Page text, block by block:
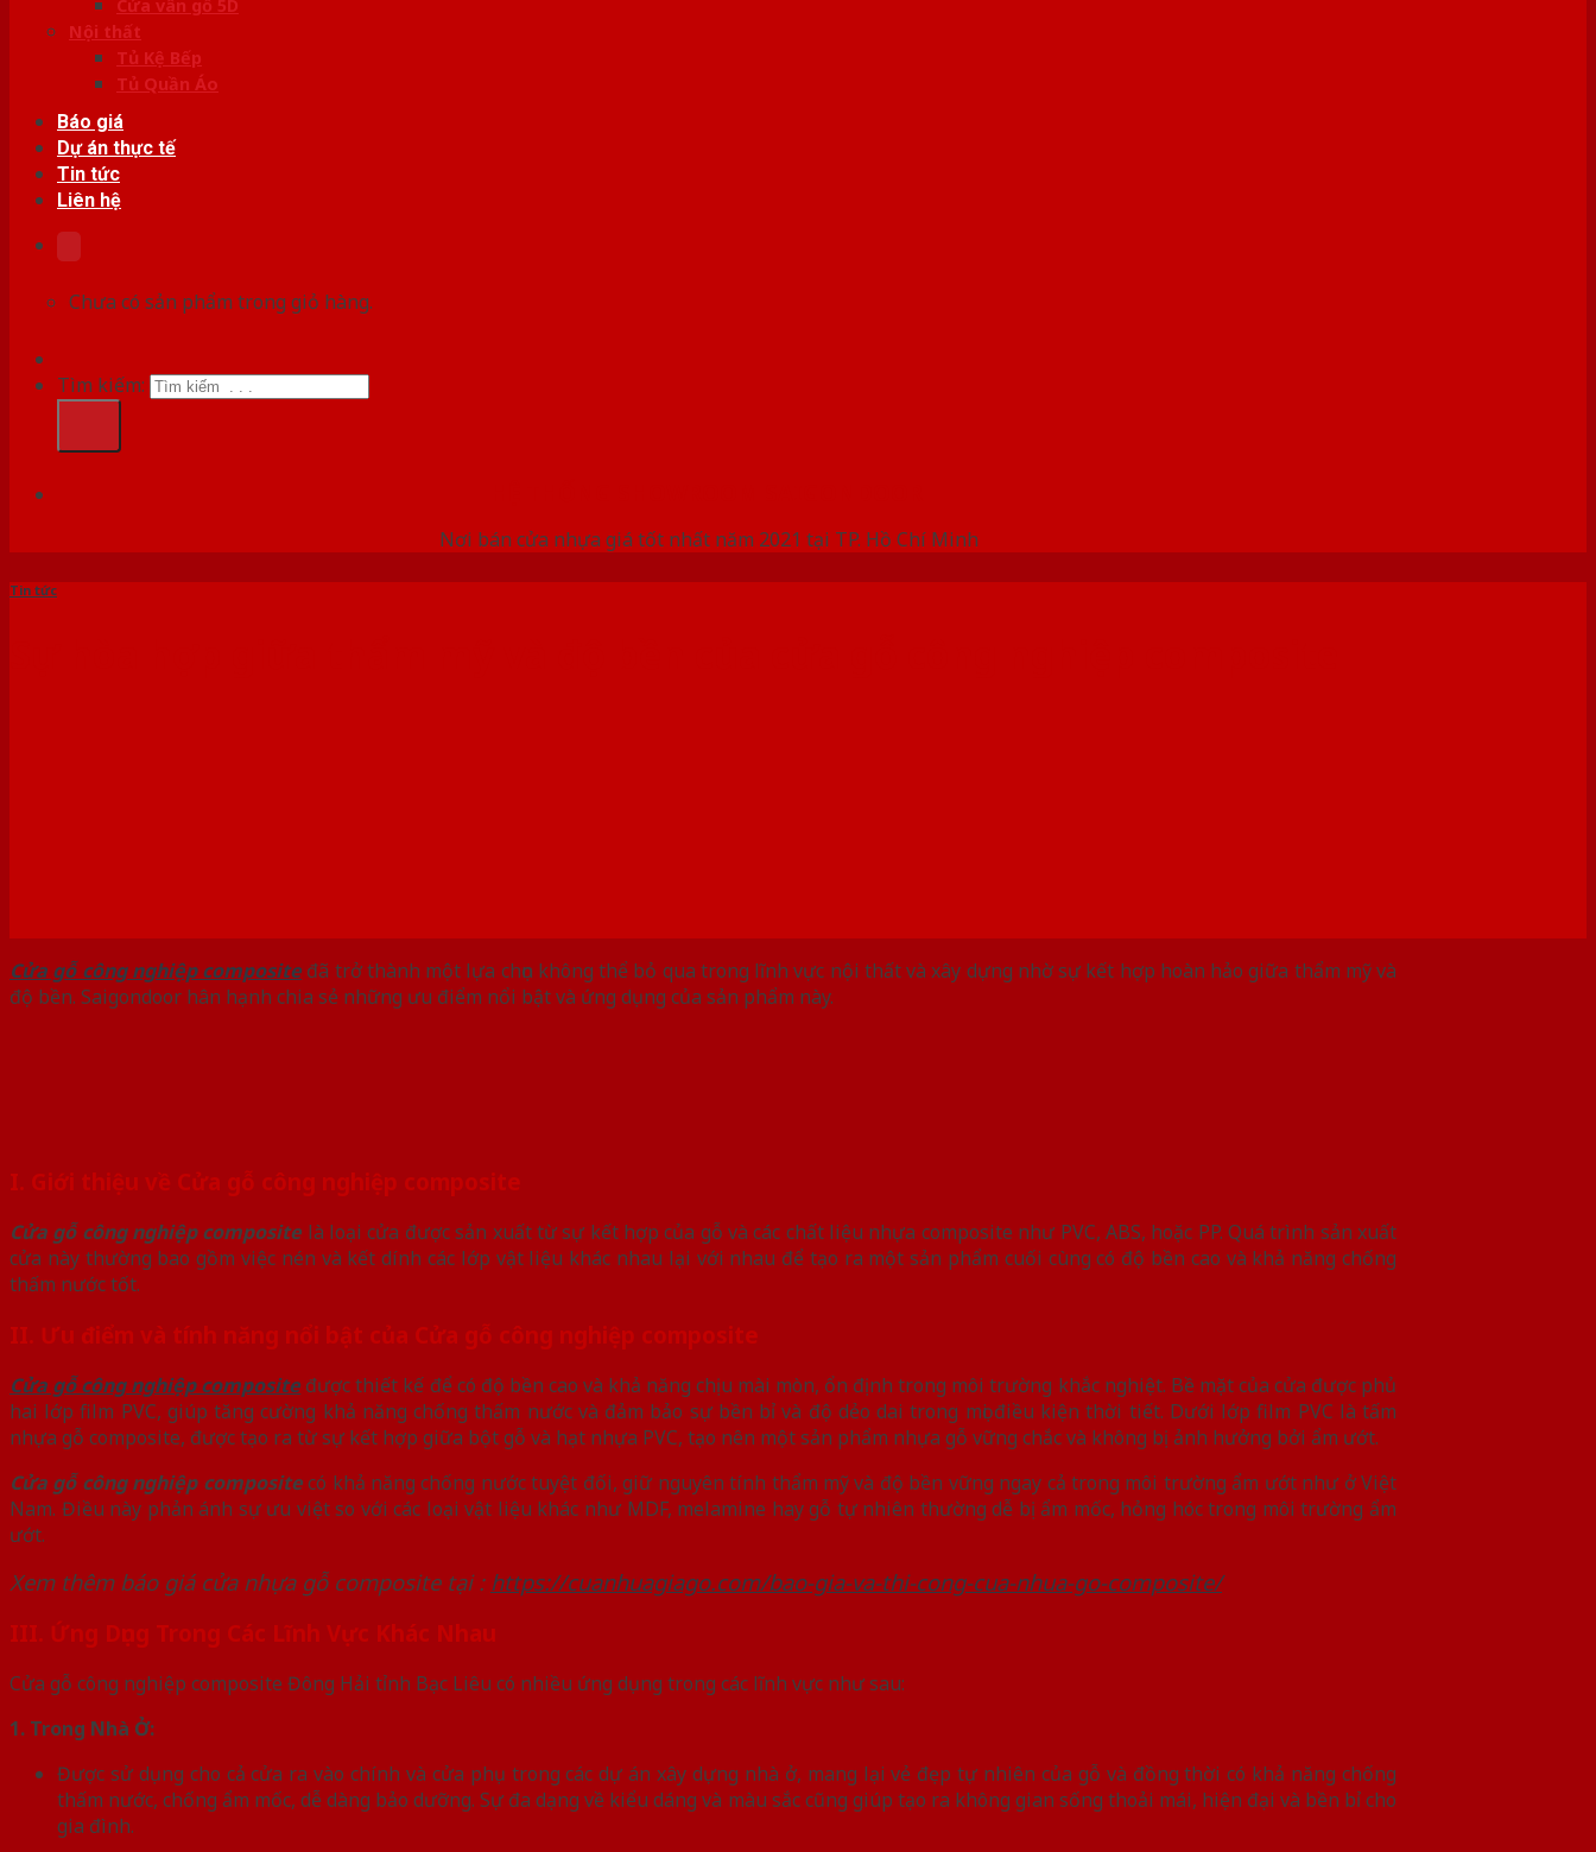
Cửa vân gỗ 5D
Nội thất
Tủ Kệ Bếp
Tủ Quần Áo
Báo giá
Dự án thực tế
Tin tức
Liên hệ
Chưa có sản phẩm trong giỏ hàng.
Tìm kiếm:
Nơi bán cửa nhựa giá tốt nhất năm 2021 tại TP. Hồ Chí Minh
Tin tức
Cửa gỗ công nghiệp composite đã trở thành một lựa chọn không thể bỏ qua trong lĩnh vực nội thất và xây dựng nhờ sự kết hợp hoàn hảo giữa thẩm mỹ và
độ bền. Saigondoor hân hạnh chia sẻ những ưu điểm nổi bật và ứng dụng của sản phẩm này.
I. Giới thiệu về Cửa gỗ công nghiệp composite
Cửa gỗ công nghiệp composite là loại cửa được sản xuất từ sự kết hợp của gỗ và các chất liệu nhựa composite như PVC, ABS, hoặc PP. Quá trình sản xuất
cửa này thường bao gồm việc nén và kết dính các lớp vật liệu khác nhau lại với nhau để tạo ra một sản phẩm cuối cùng có độ bền cao và khả năng chống
thấm nước tốt.
II. Ưu điểm và tính năng nổi bật của Cửa gỗ công nghiệp composite
Cửa gỗ công nghiệp composite được thiết kế để có độ bền cao và khả năng chịu mài mòn, ổn định trong môi trường khắc nghiệt. Bề mặt của cửa được phủ
hai lớp film PVC, giúp tăng cường khả năng chống thấm nước và đảm bảo sự bền bỉ và độ dẻo dai trong mọi điều kiện thời tiết. Dưới lớp film PVC là tấm
nhựa gỗ composite, được tạo ra từ sự kết hợp giữa bột gỗ và hạt nhựa PVC, tạo nên một sản phẩm nhựa gỗ vững chắc và không bị ảnh hưởng bởi ẩm ướt.
Cửa gỗ công nghiệp compositecó khả năng chống nước tuyệt đối, giữ nguyên tính thẩm mỹ và độ bền vững ngay cả trong môi trường ẩm ướt như ở Việt
Nam. Điều này phản ánh sự ưu việt so với các loại vật liệu khác như MDF, melamine hay gỗ tự nhiên thường dễ bị ẩm mốc, hỏng hóc trong môi trường ẩm
ướt.
Xem thêm báo giá cửa nhựa gỗ composite tại : https://cuanhuagiago.com/bao-gia-va-thi-cong-cua-nhua-go-composite/
III. Ứng Dụng Trong Các Lĩnh Vực Khác Nhau
Cửa gỗ công nghiệp composite Đông Hải tỉnh Bạc Liêu có nhiều ứng dụng trong các lĩnh vực như sau:
1. Trong Nhà Ở:
Được sử dụng cho cả cửa ra vào chính và cửa phụ trong các dự án xây dựng nhà ở, mang lại vẻ đẹp tự nhiên của gỗ và đồng thời có khả năng chống
thấm nước, chống ẩm mốc, dễ dàng bảo dưỡng. Sự đa dạng về kiểu dáng và màu sắc cũng giúp tạo ra không gian sống thoải mái, hiện đại và bền bỉ cho
gia đình.